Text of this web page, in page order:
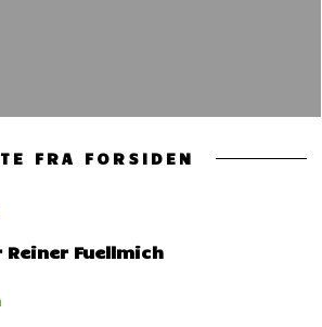
FRA FORSIDEN
Fuellmich